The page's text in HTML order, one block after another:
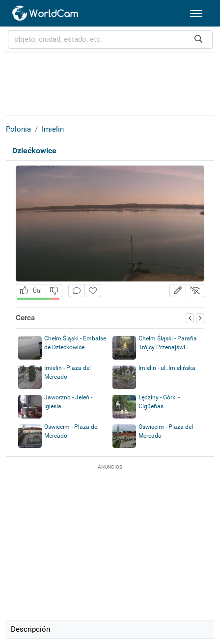
Polonia Imielin
Dziećkowice
Útil
Cerca
Chełm Śląski - Embalse
de Dziećkowice
Chełm Śląski - Parafia
Trójcy Przenajświ...
Imielin - Plaza del
Mercado
Imielin - ul. Imielińska
Jaworzno - Jeleń -
Iglesia
Lędziny - Górki -
Cigüeñas
Oswiecim - Plaza del
Mercado
Oswiecim - Plaza del
Mercado
ANUNCIOS
Descripción